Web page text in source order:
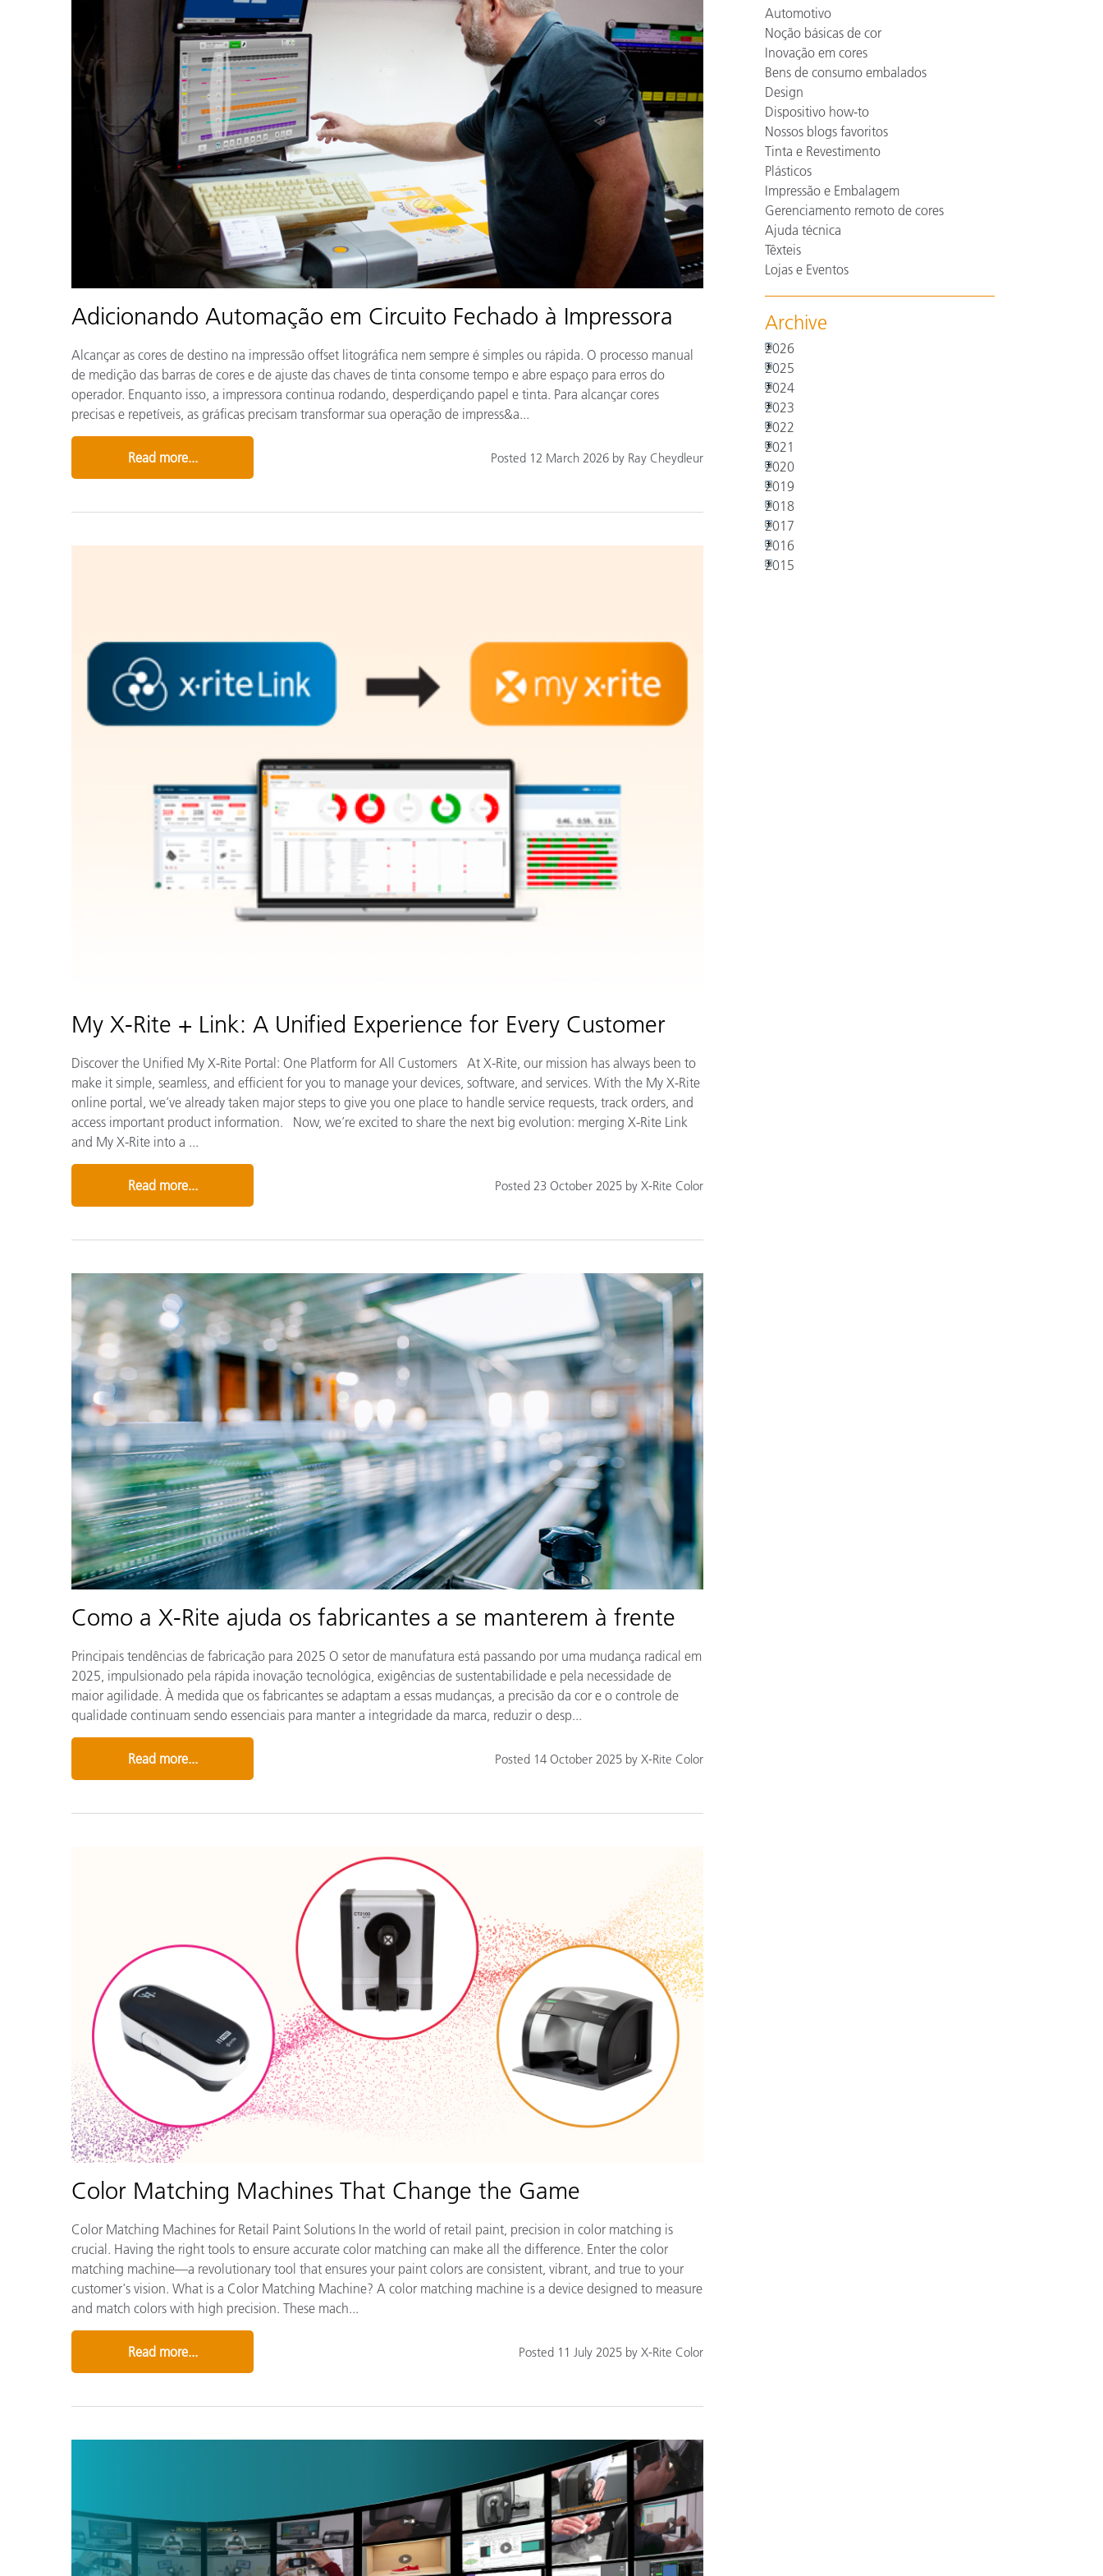
Materiais de Construção
Bens Duráveis
Adicionando Automação em Circuito Fechado à Impressora
Alcançar as cores de destino na impressão offset litográfica nem sempre é simples ou rápida. O processo manual
de medição das barras de cores e de ajuste das chaves de tinta consome tempo e abre espaço para erros do
operador. Enquanto isso, a impressora continua rodando, desperdiçando papel e tinta. Para alcançar cores
precisas e repetíveis, as gráficas precisam transformar sua operação de impress&a...
Read more... Posted 12 March 2026 by Ray Cheydleur
My X-Rite + Link: A Unified Experience for Every Customer
Discover the Unified My X-Rite Portal: One Platform for All Customers At X-Rite, our mission has always been to
make it simple, seamless, and efficient for you to manage your devices, software, and services. With the My X-Rite
online portal, we’ve already taken major steps to give you one place to handle service requests, track orders, and
access important product information. Now, we’re excited to share the next big evolution: merging X-Rite Link
and My X-Rite into a ...
Read more... Posted 23 October 2025 by X-Rite Color
Como a X-Rite ajuda os fabricantes a se manterem à frente
Principais tendências de fabricação para 2025 O setor de manufatura está passando por uma mudança radical em
2025, impulsionado pela rápida inovação tecnológica, exigências de sustentabilidade e pela necessidade de
maior agilidade. À medida que os fabricantes se adaptam a essas mudanças, a precisão da cor e o controle de
qualidade continuam sendo essenciais para manter a integridade da marca, reduzir o desp...
Read more... Posted 14 October 2025 by X-Rite Color
Color Matching Machines That Change the Game
Color Matching Machines for Retail Paint Solutions In the world of retail paint, precision in color matching is
crucial. Having the right tools to ensure accurate color matching can make all the difference. Enter the color
matching machine—a revolutionary tool that ensures your paint colors are consistent, vibrant, and true to your
customer's vision. What is a Color Matching Machine? A color matching machine is a device designed to measure
and match colors with high precision. These mach...
Read more... Posted 11 July 2025 by X-Rite Color
Automotivo
Noção básicas de cor
Inovação em cores
Bens de consumo embalados
Design
Dispositivo how-to
Nossos blogs favoritos
Tinta e Revestimento
Plásticos
Impressão e Embalagem
Gerenciamento remoto de cores
Ajuda técnica
Têxteis
Lojas e Eventos
Archive
2026
2025
2024
2023
2022
2021
2020
2019
2018
2017
2016
2015